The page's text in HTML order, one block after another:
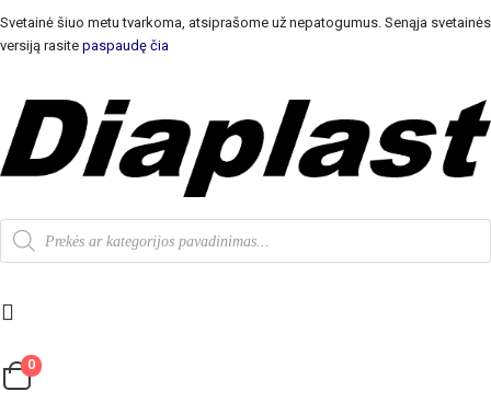
Svetainė šiuo metu tvarkoma, atsiprašome už nepatogumus. Senąja svetainės
versiją rasite paspaudę čia
0